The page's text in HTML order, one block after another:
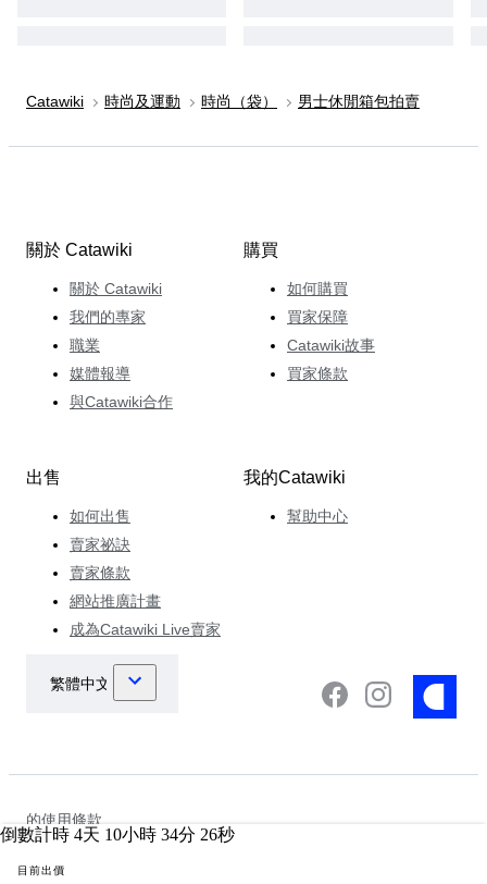
倒數計時 4天 10小時 34分 26秒
目前出價
Catawiki 時尚及運動 時尚（袋） 男士休閒箱包拍賣
關於 Catawiki
關於 Catawiki
我們的專家
職業
媒體報導
與Catawiki合作
購買
如何購買
買家保障
Catawiki故事
買家條款
出售
如何出售
賣家祕訣
賣家條款
網站推廣計畫
成為Catawiki Live賣家
我的Catawiki
幫助中心
的使用條款
資料保護及隱私權聲明
執法政策